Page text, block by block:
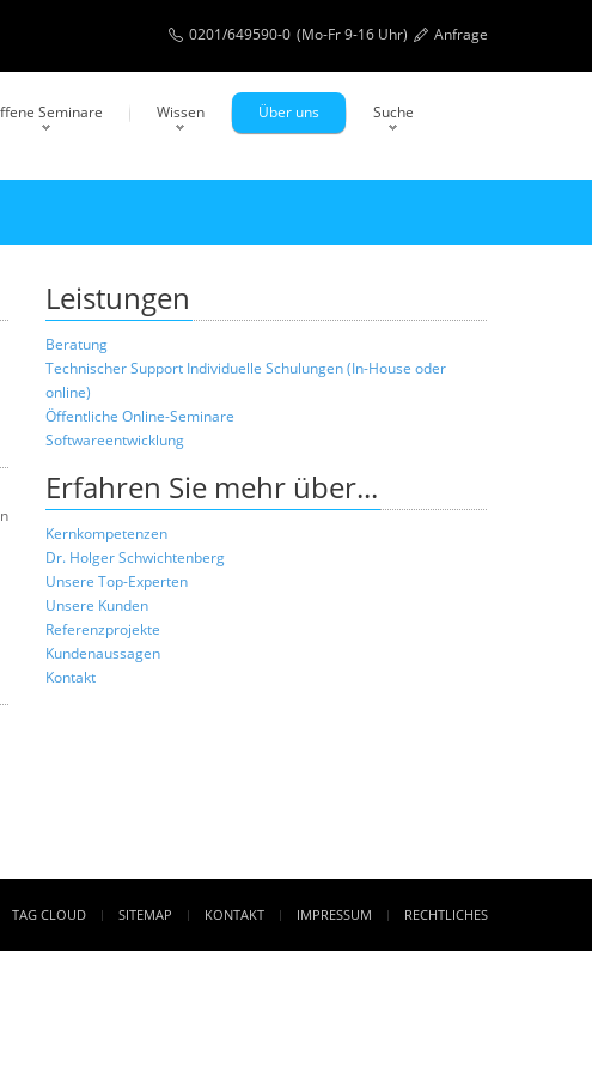
0201/649590-0 (Mo-Fr 9-16 Uhr) Anfrage
Seminare Wissen Über uns Suche
Leistungen
Beratung
Technischer Support Individuelle Schulungen (In-House oder
online)
Öffentliche Online-Seminare
Softwareentwicklung
Erfahren Sie mehr über...
Kernkompetenzen
Dr. Holger Schwichtenberg
Unsere Top-Experten
Unsere Kunden
Referenzprojekte
Kundenaussagen
Kontakt
TAG CLOUD SITEMAP KONTAKT IMPRESSUM RECHTLICHES